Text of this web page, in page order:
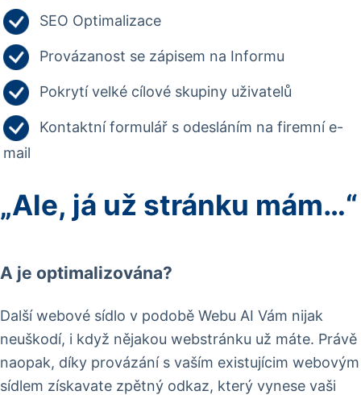
SEO Optimalizace
Provázanost se zápisem na Informu
Pokrytí velké cílové skupiny uživatelů
Kontaktní formulář s odesláním na firemní e-
mail
„Ale, já už stránku mám…“
A je optimalizována?
Další webové sídlo v podobě Webu AI Vám nijak
neuškodí, i když nějakou webstránku už máte. Právě
naopak, díky provázání s vaším existujícim webovým
sídlem získavate zpětný odkaz, který vynese vaši